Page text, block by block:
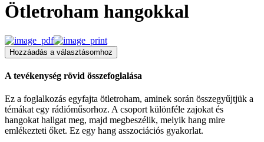
Ötletroham hangokkal
Hozzáadás a választásomhoz
A tevékenység rövid összefoglalása
Ez a foglalkozás egyfajta ötletroham, aminek során összegyűjtjük a
témákat egy rádióműsorhoz. A csoport különféle zajokat és
hangokat hallgat meg, majd megbeszélik, melyik hang mire
emlékezteti őket. Ez egy hang asszociációs gyakorlat.